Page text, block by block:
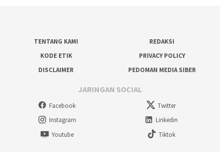
TENTANG KAMI
REDAKSI
KODE ETIK
PRIVACY POLICY
DISCLAIMER
PEDOMAN MEDIA SIBER
JARINGAN SOCIAL
Facebook
Twitter
Instagram
Linkedin
Youtube
Tiktok